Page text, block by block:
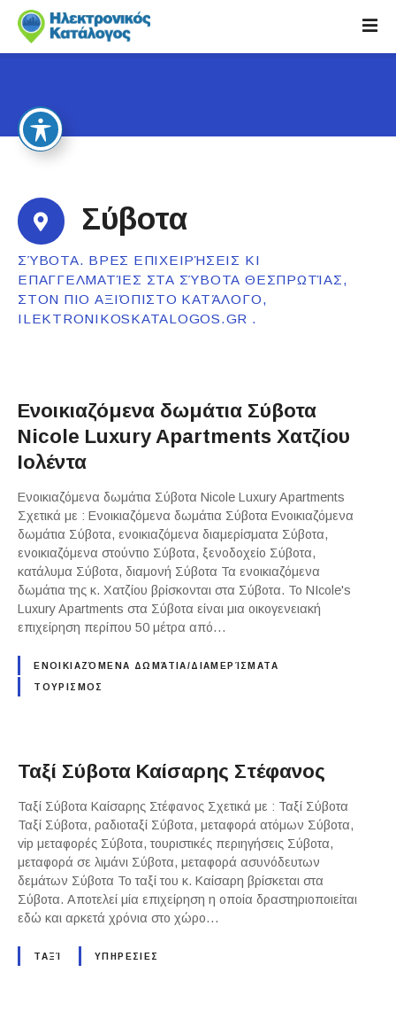
i
c
Σύβοτα
ΣΎΒΟΤΑ. ΒΡΕΣ ΕΠΙΧΕΙΡΉΣΕΙΣ ΚΙ
ΕΠΑΓΓΕΛΜΑΤΊΕΣ ΣΤΑ ΣΎΒΟΤΑ ΘΕΣΠΡΩΤΊΑΣ,
ΣΤΟΝ ΠΙΟ ΑΞΙΌΠΙΣΤΟ ΚΑΤΆΛΟΓΟ,
ILEKTRONIKOSKATALOGOS.GR .
Ενοικιαζόμενα δωμάτια Σύβοτα
Nicole Luxury Apartments Χατζίου
Ιολέντα
Ενοικιαζόμενα δωμάτια Σύβοτα Nicole Luxury Apartments
Σχετικά με : Ενοικιαζόμενα δωμάτια Σύβοτα Ενοικιαζόμενα
δωμάτια Σύβοτα, ενοικιαζόμενα διαμερίσματα Σύβοτα,
ενοικιαζόμενα στούντιο Σύβοτα, ξενοδοχείο Σύβοτα,
κατάλυμα Σύβοτα, διαμονή Σύβοτα Τα ενοικιαζόμενα
δωμάτια της κ. Χατζίου βρίσκονται στα Σύβοτα. Το NIcole's
Luxury Apartments στα Σύβοτα είναι μια οικογενειακή
επιχείρηση περίπου 50 μέτρα από…
ΕΝΟΙΚΙΑΖΌΜΕΝΑ ΔΩΜΆΤΙΑ/ΔΙΑΜΕΡΊΣΜΑΤΑ
ΤΟΥΡΙΣΜΟΣ
Ταξί Σύβοτα Καίσαρης Στέφανος
Ταξί Σύβοτα Καίσαρης Στέφανος Σχετικά με : Ταξί Σύβοτα
Ταξί Σύβοτα, ραδιοταξί Σύβοτα, μεταφορά ατόμων Σύβοτα,
vip μεταφορές Σύβοτα, τουριστικές περιηγήσεις Σύβοτα,
μεταφορά σε λιμάνι Σύβοτα, μεταφορά ασυνόδευτων
δεμάτων Σύβοτα Το ταξί του κ. Καίσαρη βρίσκεται στα
Σύβοτα. Αποτελεί μία επιχείρηση η οποία δραστηριοποιείται
εδώ και αρκετά χρόνια στο χώρο…
ΤΑΞΊ ΥΠΗΡΕΣΙΕΣ